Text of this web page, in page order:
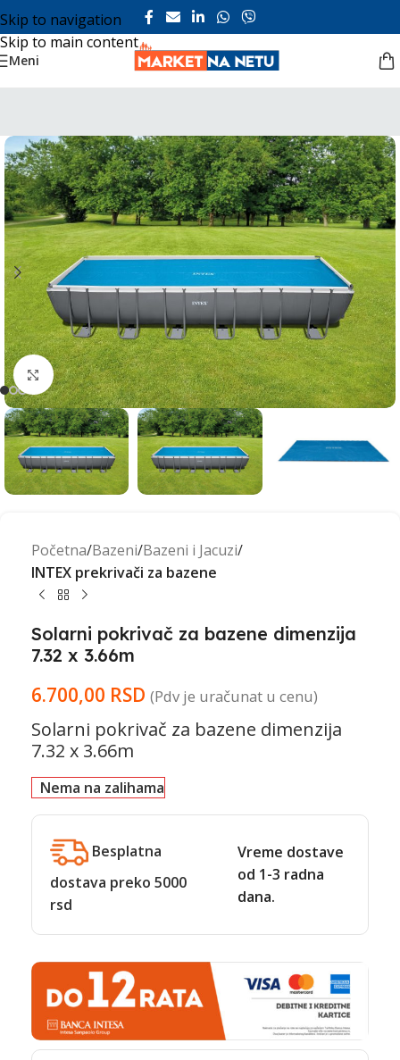
Skip to navigation
Skip to main content
Meni
Click to enlarge
Početna Bazeni Bazeni i Jacuzi
INTEX prekrivači za bazene
Solarni pokrivač za bazene dimenzija
7.32 x 3.66m
6.700,00 RSD (Pdv je uračunat u cenu)
Solarni pokrivač za bazene dimenzija
7.32 x 3.66m
Nema na zalihama
Besplatna
dostava preko 5000
rsd
Vreme dostave
od 1-3 radna
dana.